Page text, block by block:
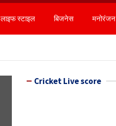
लाइफ स्टाइल बिजनेस मनोरंजन
Cricket Live score